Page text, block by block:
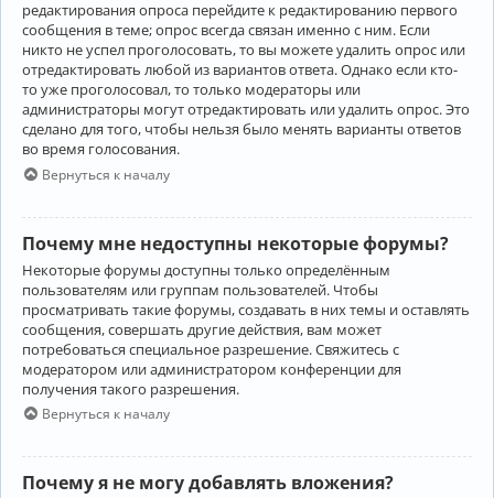
редактирования опроса перейдите к редактированию первого
сообщения в теме; опрос всегда связан именно с ним. Если
никто не успел проголосовать, то вы можете удалить опрос или
отредактировать любой из вариантов ответа. Однако если кто-
то уже проголосовал, то только модераторы или
администраторы могут отредактировать или удалить опрос. Это
сделано для того, чтобы нельзя было менять варианты ответов
во время голосования.
Вернуться к началу
Почему мне недоступны некоторые форумы?
Некоторые форумы доступны только определённым
пользователям или группам пользователей. Чтобы
просматривать такие форумы, создавать в них темы и оставлять
сообщения, совершать другие действия, вам может
потребоваться специальное разрешение. Свяжитесь с
модератором или администратором конференции для
получения такого разрешения.
Вернуться к началу
Почему я не могу добавлять вложения?